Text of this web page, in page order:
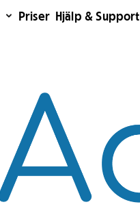
Priser Hjälp & Support